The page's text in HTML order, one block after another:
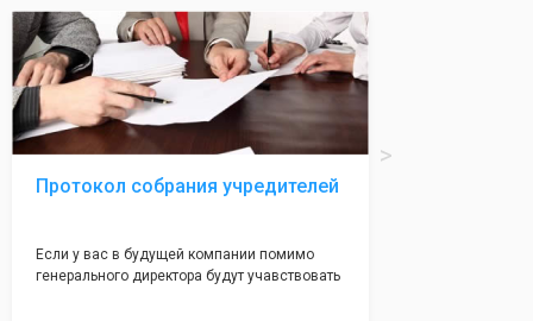
грамотно составят данное заявление, а Вам
нужно будет только поставить подпись на
нём!
Протокол собрания учредителей
Если у вас в будущей компании помимо
генерального директора будут учавствовать